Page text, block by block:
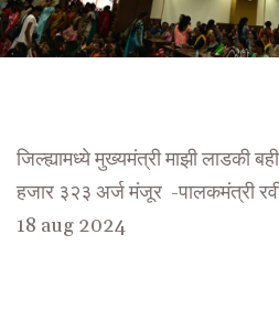
जिल्ह्यामध्ये मुख्यमंत्री माझी लाडकी
हजार ३२३ अर्ज मंजूर -पालकमंत्री
18 aug 2024